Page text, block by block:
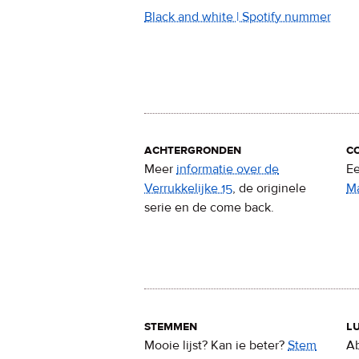
Black and white | Spotify nummer
achtergronden
Meer informatie over de
Verrukkelijke 15, de originele
serie en de come back.
stemmen
Mooie lijst? Kan ie beter? Stem